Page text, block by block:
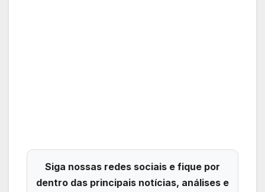
Siga nossas redes sociais e fique por
dentro das principais notícias, análises e